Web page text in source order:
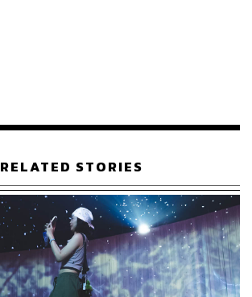
ภัทรณกัญ อนันเต่า
RELATED STORIES